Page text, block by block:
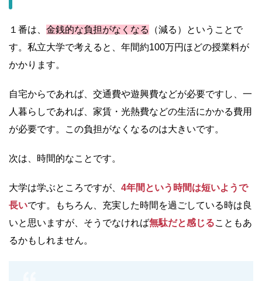
１番は、 金銭的な負担がなくなる
（減る）ということで
す。私立大学で考えると、年間約100万円ほどの授業料が
かかります。
自宅からであれば、交通費や遊興費などが必要ですし、一
人暮らしであれば、家賃・光熱費などの生活にかかる費用
が必要です。この負担がなくなるのは大きいです。
次は、時間的なことです。
大学は学ぶところですが、 4年間という時間は短いようで
長いです。もちろん、充実した時間を過ごしている時は良
いと思いますが、そうでなければ無駄だと感じることもあ
るかもしれません。